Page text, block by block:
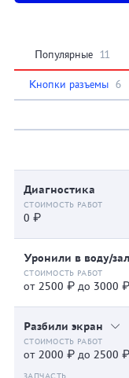
Популярные 11
Кнопки разъемы 6
Диагностика
0 ₽
Уронили в воду/
от 2500 ₽ до 3000 ₽
Разбили экран
от 2000 ₽ до 2500 ₽